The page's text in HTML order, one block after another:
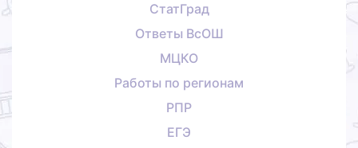
СтатГрад
Ответы ВсОШ
МЦКО
Работы по регионам
РПР
ЕГЭ